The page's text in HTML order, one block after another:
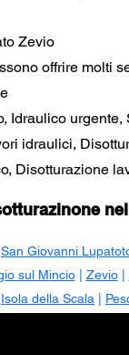
Zevio
offrire molti
Idraulico
idraulici,
Disotturazione
San Giovanni
sul Mincio| Zevio|
Isola della Scala